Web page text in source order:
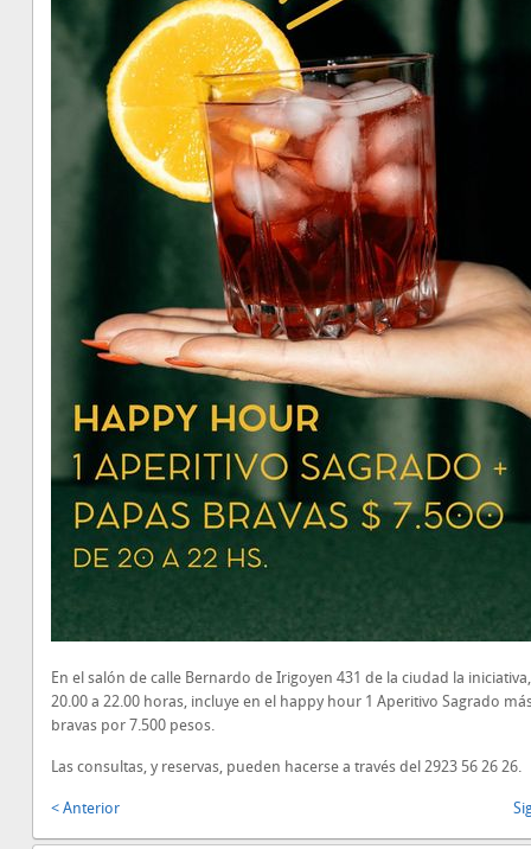
En el salón de calle Bernardo de Irigoyen 431 de la ciudad la
20.00 a 22.00 horas, incluye en el happy hour 1 Aperitivo Sagrado
bravas por 7.500 pesos.
Las consultas, y reservas, pueden hacerse a través del 2923 56 26 26.
< Anterior